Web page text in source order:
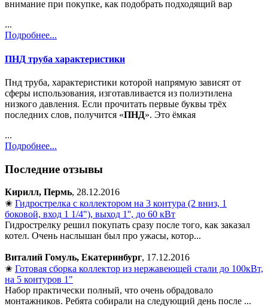
внимание при покупке, как подобрать подходящий вар
...
Подробнее...
ПНД труба характеристики
Пнд труба, характеристики которой напрямую зависят от
сферы использования, изготавливается из полиэтилена
низкого давления. Если прочитать первые буквы трёх
последних слов, получится «ПНД». Это ёмкая
...
Подробнее...
Последние отзывы
Кирилл, Пермь, 28.12.2016
✬ Гидрострелка с коллектором на 3 контура (2 вниз, 1
боковой, вход 1 1/4"), выход 1'', до 60 кВт
Гидрострелку решил покупать сразу после того, как заказал
котел. Очень наслышан был про ужасы, котор...
Виталий Гомуль, Екатеринбург, 17.12.2016
✬ Готовая сборка коллектор из нержавеющей стали до 100кВт,
на 5 контуров 1"
Набор практически полный, что очень обрадовало
монтажников. Ребята собирали на следующий день после ...